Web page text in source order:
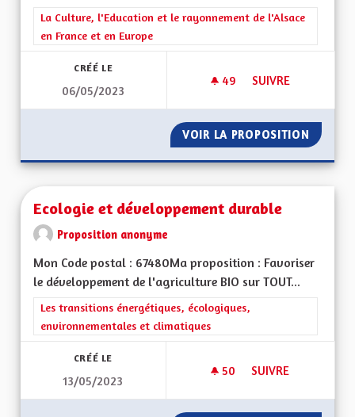
Filtrer les résultats de la catégorie : La Culture, l'Education et
La Culture, l'Education et le rayonnement de l'Alsace
en France et en Europe
CRÉÉ LE
06/05/2023
49 49 ABONNÉS
SUIVRE
VOIR LA PROPOSITION
Ecologie et développement durable
Proposition anonyme
Mon Code postal : 67480Ma proposition : Favoriser
le développement de l'agriculture BIO sur TOUT...
Filtrer les résultats de la catégorie : Les transitions
Les transitions énergétiques, écologiques,
environnementales et climatiques
CRÉÉ LE
13/05/2023
50 50 ABONNÉS
SUIVRE